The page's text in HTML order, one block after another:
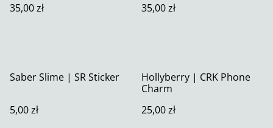
35,00 zł
35,00 zł
Saber Slime | SR Sticker
5,00 zł
Hollyberry | CRK Phone
Charm
25,00 zł